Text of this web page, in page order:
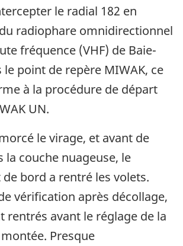
le radial 182 en
radiophare omnidirectionnel
fréquence (VHF) de Baie-
le point de repère MIWAK, ce
à la procédure de départ
UN.
le virage, et avant de
la couche nuageuse, le
bord a rentré les volets.
vérification après décollage,
rentrés avant le réglage de la
Presque